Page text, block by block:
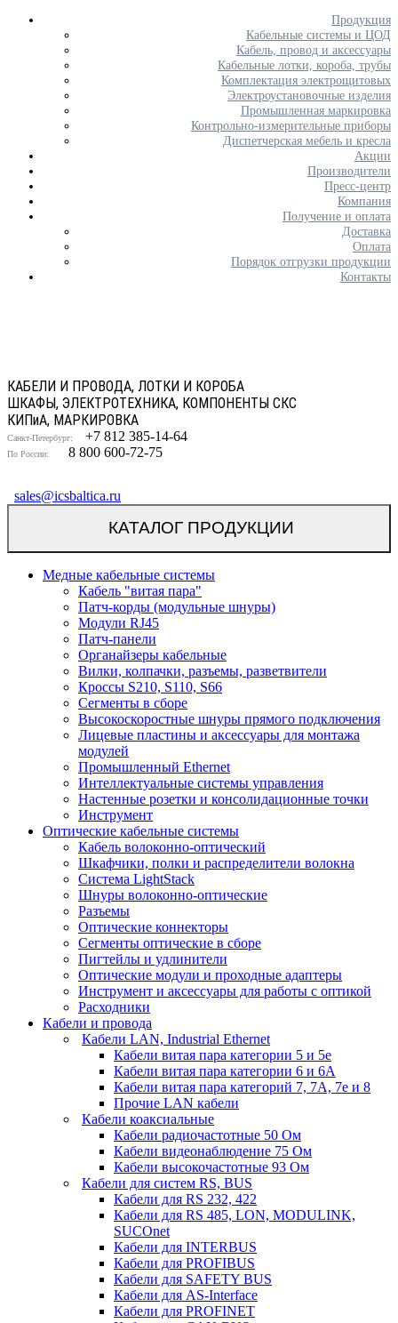
Продукция
Кабельные системы и ЦОД
Кабель, провод и аксессуары
Кабельные лотки, короба, трубы
Комплектация электрощитовых
Электроустановочные изделия
Промышленная маркировка
Контрольно-измерительные приборы
Диспетчерская мебель и кресла
Акции
Производители
Пресс-центр
Компания
Получение и оплата
Доставка
Оплата
Порядок отгрузки продукции
Контакты
КАБЕЛИ И ПРОВОДА, ЛОТКИ И КОРОБА
ШКАФЫ, ЭЛЕКТРОТЕХНИКА, КОМПОНЕНТЫ СКС
КИПиА, МАРКИРОВКА
Санкт-Петербург: +7 812 385-14-64
По России: 8 800 600-72-75
sales@icsbaltica.ru
КАТАЛОГ ПРОДУКЦИИ
Медные кабельные системы
Кабель "витая пара"
Патч-корды (модульные шнуры)
Модули RJ45
Патч-панели
Органайзеры кабельные
Вилки, колпачки, разъемы, разветвители
Кроссы S210, S110, S66
Сегменты в сборе
Высокоскоростные шнуры прямого подключения
Лицевые пластины и аксессуары для монтажа
модулей
Промышленный Ethernet
Интеллектуальные системы управления
Настенные розетки и консолидационные точки
Инструмент
Оптические кабельные системы
Кабель волоконно-оптический
Шкафчики, полки и распределители волокна
Система LightStack
Шнуры волоконно-оптические
Разъемы
Оптические коннекторы
Сегменты оптические в сборе
Пигтейлы и удлинители
Оптические модули и проходные адаптеры
Инструмент и аксессуары для работы с оптикой
Расходники
Кабели и провода
Кабели LAN, Industrial Ethernet
Кабели витая пара категории 5 и 5е
Кабели витая пара категории 6 и 6A
Кабели витая пара категорий 7, 7А, 7е и 8
Прочие LAN кабели
Кабели коаксиальные
Кабели радиочастотные 50 Ом
Кабели видеонаблюдение 75 Ом
Кабели высокочастотные 93 Ом
Кабели для систем RS, BUS
Кабели для RS 232, 422
Кабели для RS 485, LON, MODULINK,
SUCOnet
Кабели для INTERBUS
Кабели для PROFIBUS
Кабели для SAFETY BUS
Кабели для AS-Interface
Кабели для PROFINET